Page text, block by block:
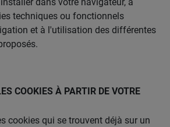
techniques ou fonctionnels
et à l'utilisation des différentes
COOKIES À PARTIR DE VOTRE
cookies qui se trouvent déjà sur un